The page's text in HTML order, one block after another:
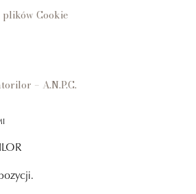
Cookie
– A.N.P.C.